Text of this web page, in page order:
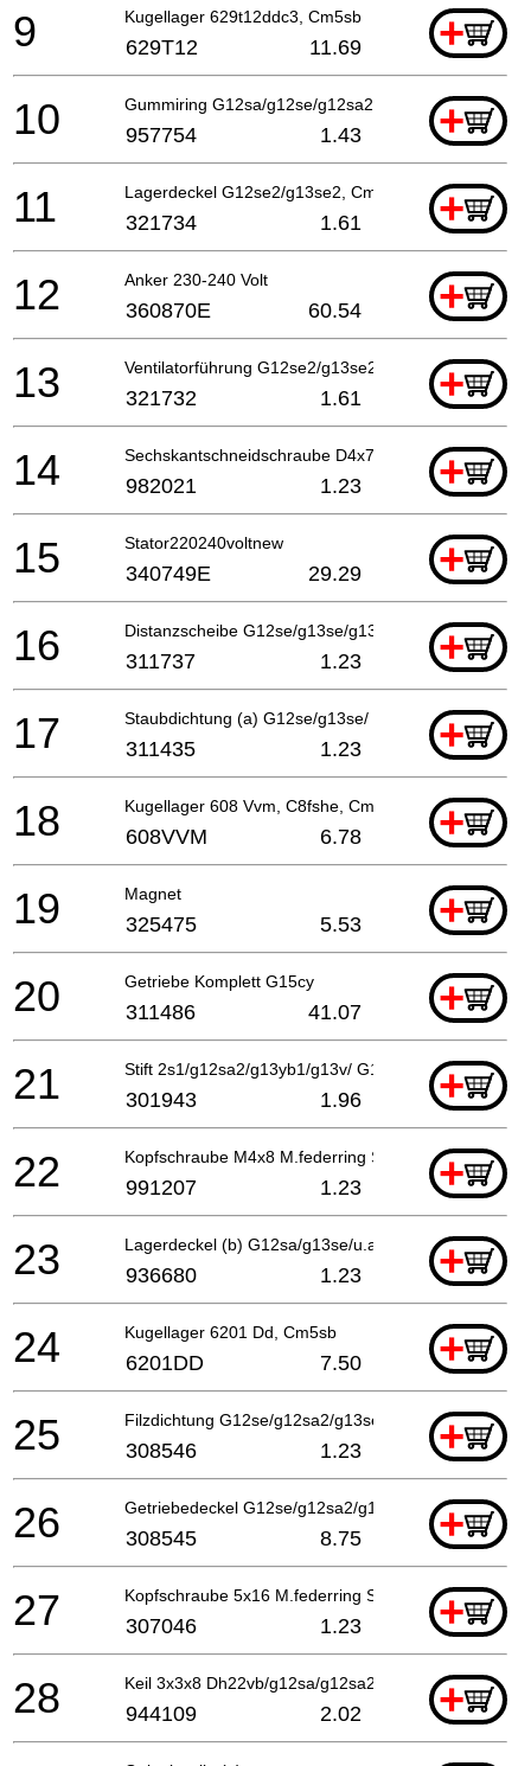
Kugellager 629t12ddc3, Cm5sb +
9 629T12 11.69
Gummiring G12sa/g12se/g12sa2 G13sb2/g12sa2,
+
10 957754 1.43
Lagerdeckel G12se2/g13se2, Cm5sb +
11 321734 1.61
Anker 230-240 Volt +
12 360870E 60.54
Ventilatorführung G12se2/g13se2, Cm5sb+
13 321732 1.61
Sechskantschneidschraube D4x70, Cm5sb+
14 982021 1.23
Stator220240voltnew +
15 340749E 29.29
Distanzscheibe G12se/g13se/g13v G13yd+
16 311737 1.23
Staubdichtung (a) G12se/g13se/ C6dd +
17 311435 1.23
Kugellager 608 Vvm, C8fshe, Cm5sb, C8fse, H41mb
+
18 608VVM 6.78
Magnet +
19 325475 5.53
Getriebe Komplett G15cy +
20 311486 41.07
Stift 2s1/g12sa2/g13yb1/g13v/ G13yd/g13sb2/g15yc/
+
21 301943 1.96
Kopfschraube M4x8 M.federring Selbstsichern, Cm5s
+
22 991207 1.23
Lagerdeckel (b) G12sa/g13se/u.a G12sa2, Cm5sb
+
23 936680 1.23
Kugellager 6201 Dd, Cm5sb +
24 6201DD 7.50
Filzdichtung G12se/g12sa2/g13se/ G13sb2/g12sa2, C
+
25 308546 1.23
Getriebedeckel G12se/g12sa2/g13se G13sb2/
+
26 308545 8.75
Kopfschraube 5x16 M.federring Selbstsichern,
+
27 307046 1.23
Keil 3x3x8 Dh22vb/g12sa/g12sa2/ G13sb2/g12sa2/
+
28 944109 2.02